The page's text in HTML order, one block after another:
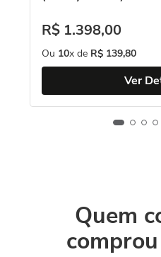
R$ 1.398,00
Ou 10x de R$ 139,80
Ver
Quem